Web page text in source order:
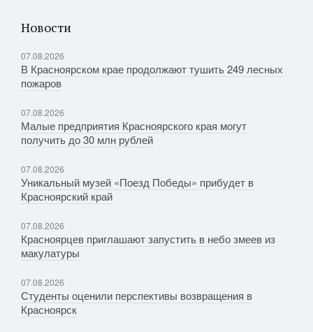
Новости
07.08.2026
В Красноярском крае продолжают тушить 249 лесных
пожаров
07.08.2026
Малые предприятия Красноярского края могут
получить до 30 млн рублей
07.08.2026
Уникальный музей «Поезд Победы» прибудет в
Красноярский край
07.08.2026
Красноярцев приглашают запустить в небо змеев из
макулатуры
07.08.2026
Студенты оценили перспективы возвращения в
Красноярск